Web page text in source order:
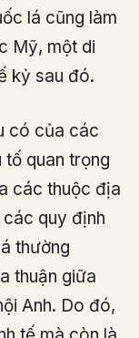
lá cũng làm
Mỹ, một di
kỷ sau đó.
có của các
quan trọng
các thuộc địa
các quy định
thường
thuận giữa
Anh. Do đó,